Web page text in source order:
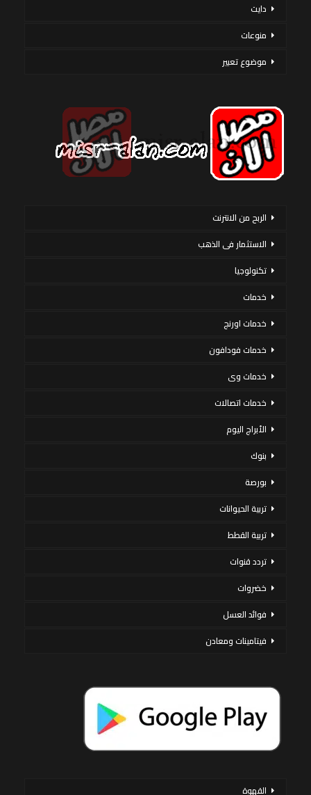
دايت
منوعات
موضوع تعبير
الربح من الانترنت
الاستثمار فى الذهب
تكنولوجيا
خدمات
خدمات اورنج
خدمات فودافون
خدمات وى
خدمات اتصالات
الأبراج اليوم
بنوك
بورصة
تربية الحيوانات
تربية القطط
تردد قنوات
خضروات
فوائد العسل
فيتامينات ومعادن
القهوة